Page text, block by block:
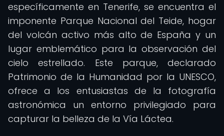
específicamente en Tenerife, se encuentra el
imponente Parque Nacional del Teide, hogar
del volcán activo más alto de España y un
lugar emblemático para la observación del
cielo estrellado. Este parque, declarado
Patrimonio de la Humanidad por la UNESCO,
ofrece a los entusiastas de la fotografía
astronómica un entorno privilegiado para
capturar la belleza de la Vía Láctea.